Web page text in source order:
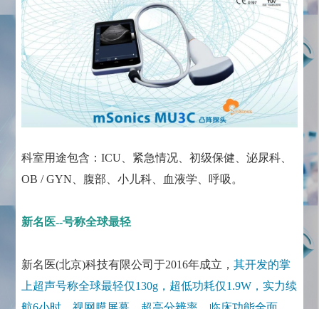
科室用途包含：ICU、紧急情况、初级保健、泌尿科、
OB / GYN、腹部、小儿科、血液学、呼吸。
新名医--号称全球最轻
新名医(北京)科技有限公司于2016年成立，其开发的掌
上超声号称全球最轻仅130g，超低功耗仅1.9W，实力续